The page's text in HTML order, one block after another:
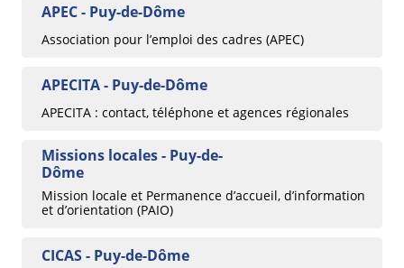
APEC - Puy-de-Dôme
Association pour l’emploi des cadres (APEC)
APECITA - Puy-de-Dôme
APECITA : contact, téléphone et agences régionales
Missions locales - Puy-de-
Dôme
Mission locale et Permanence d’accueil, d’information
et d’orientation (PAIO)
CICAS - Puy-de-Dôme